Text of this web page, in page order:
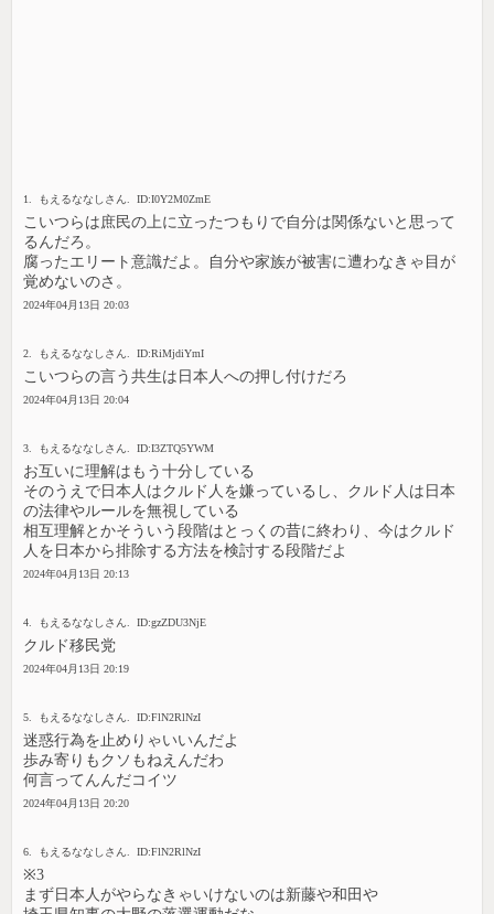
1. もえるななしさん. ID:I0Y2M0ZmE
こいつらは庶民の上に立ったつもりで自分は関係ないと思って
るんだろ。
腐ったエリート意識だよ。自分や家族が被害に遭わなきゃ目が
覚めないのさ。
2024年04月13日 20:03
2. もえるななしさん. ID:RiMjdiYmI
こいつらの言う共生は日本人への押し付けだろ
2024年04月13日 20:04
3. もえるななしさん. ID:I3ZTQ5YWM
お互いに理解はもう十分している
そのうえで日本人はクルド人を嫌っているし、クルド人は日本
の法律やルールを無視している
相互理解とかそういう段階はとっくの昔に終わり、今はクルド
人を日本から排除する方法を検討する段階だよ
2024年04月13日 20:13
4. もえるななしさん. ID:gzZDU3NjE
クルド移民党
2024年04月13日 20:19
5. もえるななしさん. ID:FlN2RlNzI
迷惑行為を止めりゃいいんだよ
歩み寄りもクソもねえんだわ
何言ってんんだコイツ
2024年04月13日 20:20
6. もえるななしさん. ID:FlN2RlNzI
※3
まず日本人がやらなきゃいけないのは新藤や和田や